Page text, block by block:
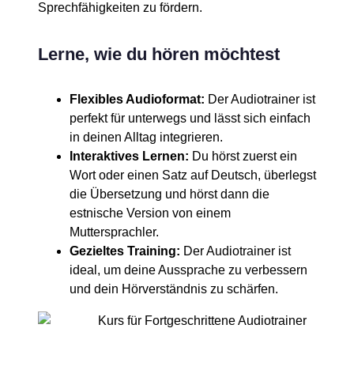
Sprechfähigkeiten zu fördern.
Lerne, wie du hören möchtest
Flexibles Audioformat: Der Audiotrainer ist
perfekt für unterwegs und lässt sich einfach
in deinen Alltag integrieren.
Interaktives Lernen: Du hörst zuerst ein
Wort oder einen Satz auf Deutsch, überlegst
die Übersetzung und hörst dann die
estnische Version von einem
Muttersprachler.
Gezieltes Training: Der Audiotrainer ist
ideal, um deine Aussprache zu verbessern
und dein Hörverständnis zu schärfen.